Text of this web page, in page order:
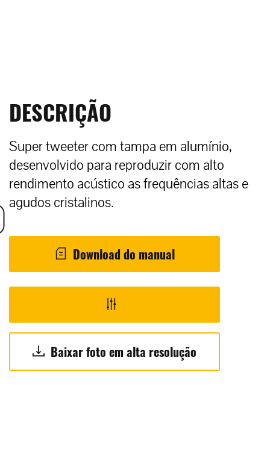
DESCRIÇÃO
Super tweeter com tampa em alumínio,
desenvolvido para reproduzir com alto
rendimento acústico as frequências altas e
agudos cristalinos.
Download do manual
Baixar foto em alta resolução